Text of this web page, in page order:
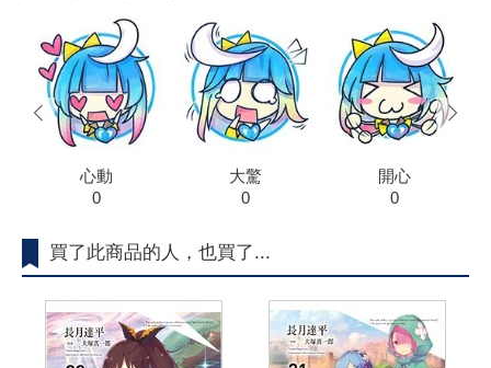
心動
0
大驚
0
開心
0
prev next
買了此商品的人，也買了...